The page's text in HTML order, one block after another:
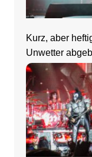
Kurz, aber
Unwetter